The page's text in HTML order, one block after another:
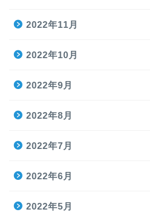
2022年11月
2022年10月
2022年9月
2022年8月
2022年7月
2022年6月
2022年5月